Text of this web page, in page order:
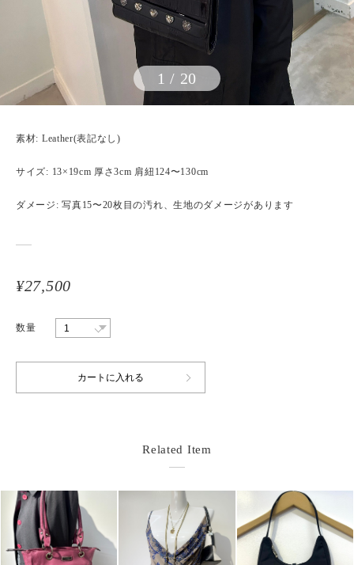
1 / 20
素材: Leather(表記なし)
サイズ: 13×19cm 厚さ3cm 肩紐124〜130cm
ダメージ: 写真15〜20枚目の汚れ、生地のダメージがあります
¥27,500
数量
Related Item